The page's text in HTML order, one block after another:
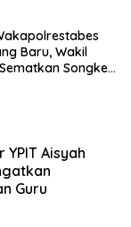
Baru, Wakil
Songket
Aisyah
Guru